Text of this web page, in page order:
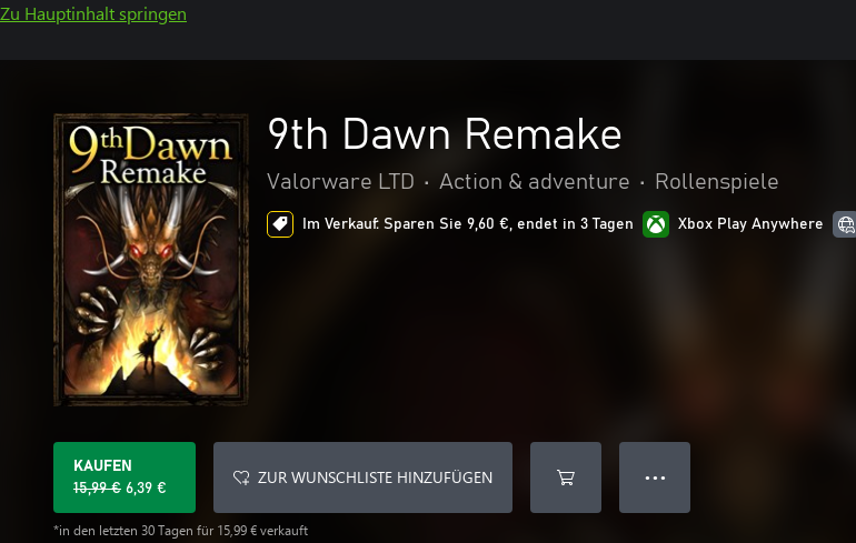
Zu Hauptinhalt springen
9th Dawn Remake
Valorware LTD • Action & adventure • Rollenspiele
Im Verkauf: Sparen Sie 9,60 €, endet in 3 Tagen Xbox Play Anywhere
KAUFEN
15,99 € 6,39 €
*in den letzten 30 Tagen für 15,99 € verkauft
ZUR WUNSCHLISTE HINZUFÜGEN ● ● ●